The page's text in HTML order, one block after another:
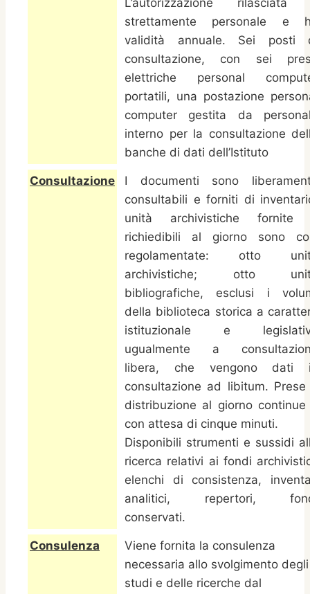
L’autorizzazione rilasciata
strettamente personale e
validità annuale. Sei posti
consultazione, con sei
elettriche personal
portatili, una postazione
computer gestita da
interno per la consultazione
banche di dati dell’Istituto
Consultazione
I documenti sono
consultabili e forniti di
unità archivistiche fornite
richiedibili al giorno sono
regolamentate: otto
archivistiche; otto
bibliografiche, esclusi i
della biblioteca storica a
istituzionale e
ugualmente a
libera, che vengono dati
consultazione ad libitum. Prese
distribuzione al giorno continue
con attesa di cinque minuti.
Disponibili strumenti e sussidi
ricerca relativi ai fondi
elenchi di consistenza,
analitici, repertori,
conservati.
Consulenza
Viene fornita la consulenza
necessaria allo svolgimento degli
studi e delle ricerche dal